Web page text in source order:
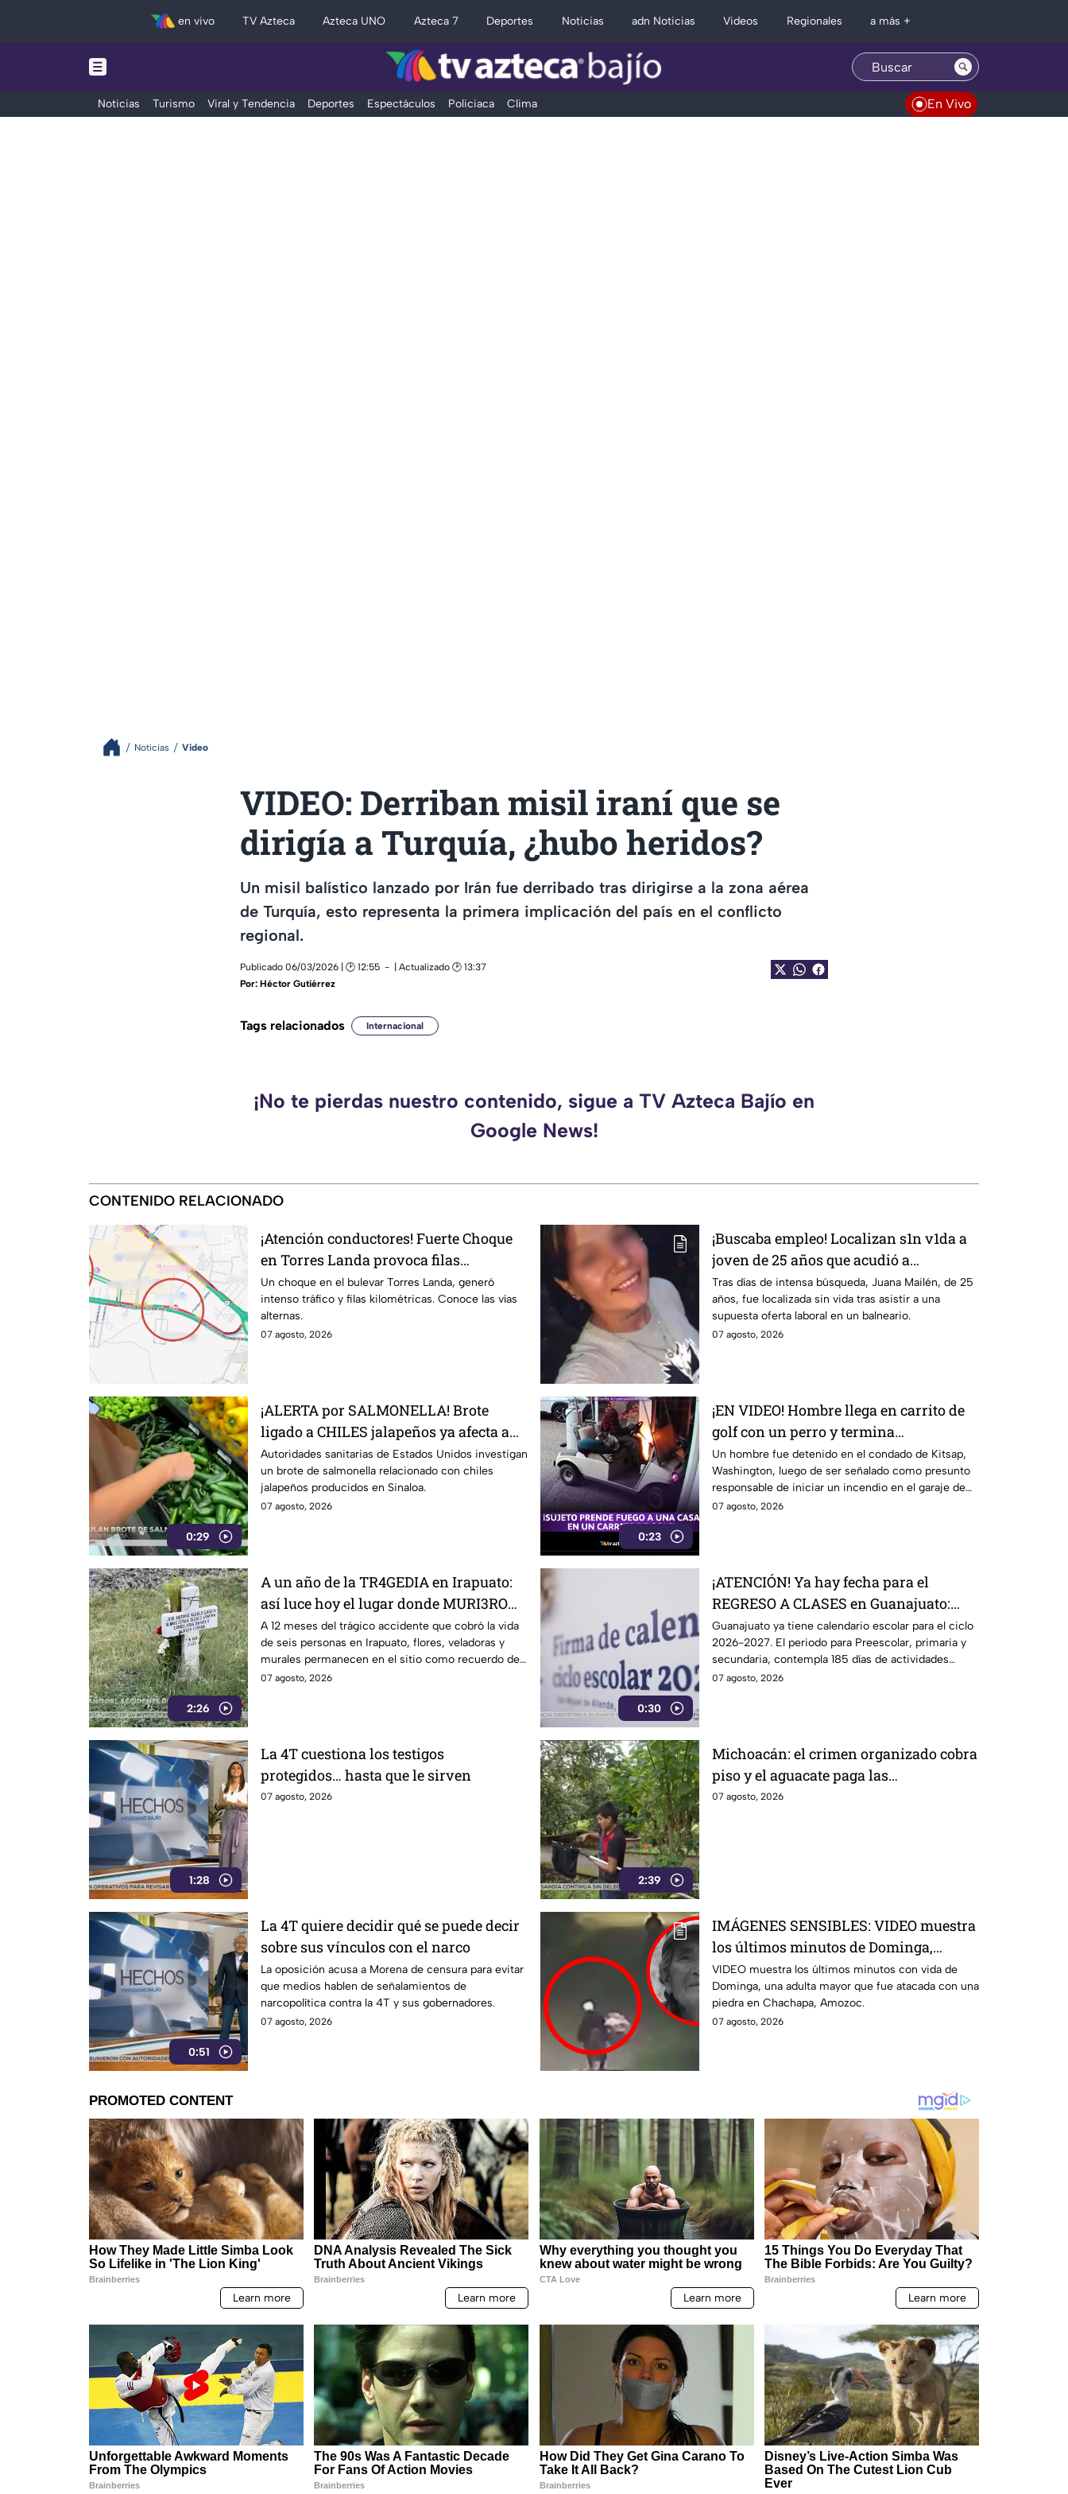
en vivo TV Azteca Azteca UNO Azteca 7 Deportes Noticias adn Noticias Videos Regionales a más +
Noticias Turismo Viral y Tendencia Deportes Espectáculos Policiaca Clima En Vivo
Noticias Video
VIDEO: Derriban misil iraní que se
dirigía a Turquía, ¿hubo heridos?
Un misil balístico lanzado por Irán fue derribado tras dirigirse a la zona aérea
de Turquía, esto representa la primera implicación del país en el conflicto
regional.
Publicado 06/03/2026 | 🕑 12:55
| Actualizado 🕑 13:37
Por: Héctor Gutiérrez
Tags relacionados Internacional
¡No te pierdas nuestro contenido, sigue a TV Azteca Bajío en
Google News!
CONTENIDO RELACIONADO
¡Atención conductores! Fuerte Choque
en Torres Landa provoca filas
kilométricas a esta altura
Un choque en el bulevar Torres Landa, generó
intenso tráfico y filas kilométricas. Conoce las vías
alternas.
07 agosto, 2026
¡Buscaba empleo! Localizan s1n v1da a
joven de 25 años que acudió a
entrevista de trabajo falsa
Tras días de intensa búsqueda, Juana Mailén, de 25
años, fue localizada sin vida tras asistir a una
supuesta oferta laboral en un balneario.
07 agosto, 2026
0:29
¡ALERTA por SALMONELLA! Brote
ligado a CHILES jalapeños ya afecta a
27 estados
Autoridades sanitarias de Estados Unidos investigan
un brote de salmonella relacionado con chiles
jalapeños producidos en Sinaloa.
07 agosto, 2026
0:23
¡EN VIDEO! Hombre llega en carrito de
golf con un perro y termina
DESATANDO inc3ndio en una casa
Un hombre fue detenido en el condado de Kitsap,
Washington, luego de ser señalado como presunto
responsable de iniciar un incendio en el garaje de
una vivienda.
07 agosto, 2026
2:26
A un año de la TR4GEDIA en Irapuato:
así luce hoy el lugar donde MURI3RON
seis personas arroll4das por el tren
A 12 meses del trágico accidente que cobró la vida
de seis personas en Irapuato, flores, veladoras y
murales permanecen en el sitio como recuerdo de
las víctimas.
07 agosto, 2026
0:30
¡ATENCIÓN! Ya hay fecha para el
REGRESO A CLASES en Guanajuato:
esto marca el calendario 2026-2027
Guanajuato ya tiene calendario escolar para el ciclo
2026-2027. El periodo para Preescolar, primaria y
secundaria, contempla 185 días de actividades
escolares.
07 agosto, 2026
1:28
La 4T cuestiona los testigos
protegidos… hasta que le sirven
07 agosto, 2026
2:39
Michoacán: el crimen organizado cobra
piso y el aguacate paga las
consecuencias
07 agosto, 2026
0:51
La 4T quiere decidir qué se puede decir
sobre sus vínculos con el narco
La oposición acusa a Morena de censura para evitar
que medios hablen de señalamientos de
narcopolítica contra la 4T y sus gobernadores.
07 agosto, 2026
IMÁGENES SENSIBLES: VIDEO muestra
los últimos minutos de Dominga,
abuelita 4TACADA por 90 pesos en
Amozoc
VIDEO muestra los últimos minutos con vida de
Dominga, una adulta mayor que fue atacada con una
piedra en Chachapa, Amozoc.
07 agosto, 2026